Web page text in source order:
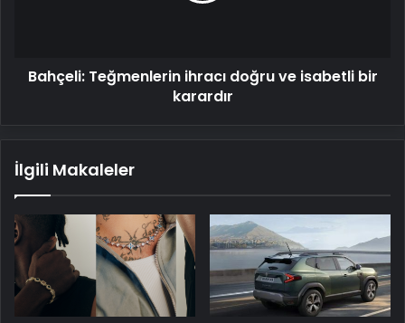
Bahçeli: Teğmenlerin ihracı doğru ve isabetli bir
karardır
İlgili Makaleler